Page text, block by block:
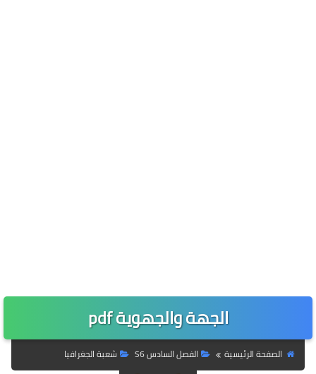
الجهة والجهوية pdf
الصفحة الرئيسية الفصل السادس S6
شعبة الجغرافيا